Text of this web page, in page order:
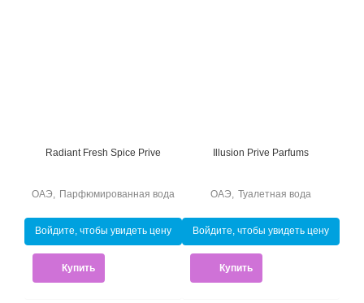
Radiant Fresh Spice Prive
Парфюмированная вода
ОАЭ
Войдите, чтобы увидеть цену
Купить
Illusion Prive Parfums
Туалетная вода
ОАЭ
Войдите, чтобы увидеть цену
Купить